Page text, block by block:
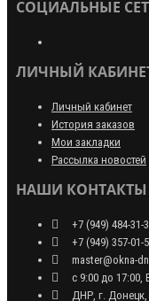
СОЦИАЛЬНЫЕ
ЛИЧНЫЙ
Личный кабинет
История заказов
Мои закладки
Рассылка новостей
НАШИ КОНТАКТЫ
+7 (949) 484-31-
+7 (949) 357-01-
master@okna-
с 9:00 до
ДНР, г.